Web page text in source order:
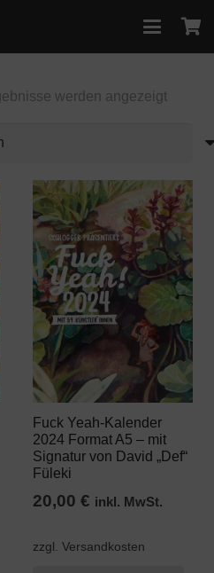
werden angezeigtNach
sortiert
Fuck Yeah-Kalender
2024 Format A5 – mit
Signatur von David „Def“
Füleki
20,00€ inkl. MwSt.
zzgl. Versandkosten